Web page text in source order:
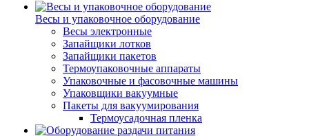
Весы и упаковочное оборудование
Весы электронные
Запайщики лотков
Запайщики пакетов
Термоупаковочные аппараты
Упаковочные и фасовочные машины
Упаковщики вакуумные
Пакеты для вакуумирования
Термоусадочная пленка